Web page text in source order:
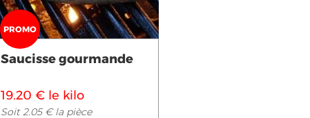
PROMO
Saucisse gourmande
19.20 € le kilo
Soit 2.05 € la pièce